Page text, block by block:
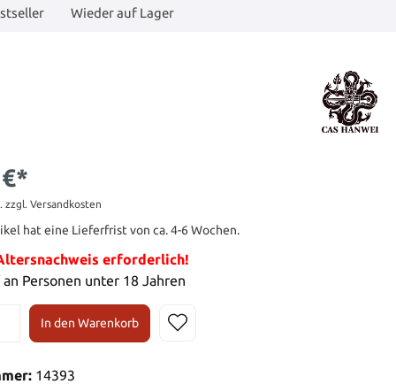
Wieder auf Lager
zzgl. Versandkosten
hat eine Lieferfrist von ca. 4-6 Wochen.
erforderlich!
Personen unter 18 Jahren
In den Warenkorb
14393